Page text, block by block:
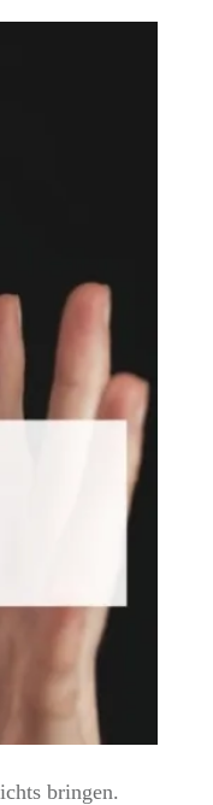
bringen.